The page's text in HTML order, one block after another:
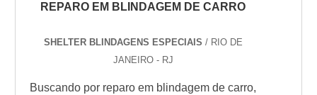
REPARO EM BLINDAGEM DE CARRO
SHELTER BLINDAGENS ESPECIAIS / RIO DE
JANEIRO - RJ
Buscando por reparo em blindagem de carro,